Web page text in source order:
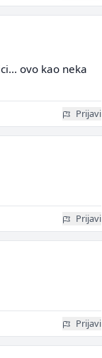
ovo kao neka
Prijavi
Prijavi
Prijavi